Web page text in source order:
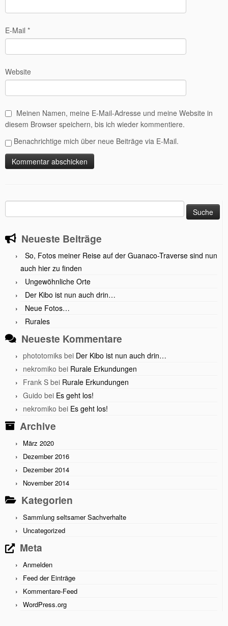
E-Mail *
Website
Meinen Namen, meine E-Mail-Adresse und meine Website in
diesem Browser speichern, bis ich wieder kommentiere.
Benachrichtige mich über neue Beiträge via E-Mail.
nach:
Neueste Beiträge
So, Fotos meiner Reise auf der Guanaco-Traverse sind nun
auch hier zu finden
Ungewöhnliche Orte
Der Kibo ist nun auch drin…
Neue Fotos…
Rurales
Neueste Kommentare
phototomiks bei Der Kibo ist nun auch drin…
nekromiko bei Rurale Erkundungen
Frank S bei Rurale Erkundungen
Guido bei Es geht los!
nekromiko bei Es geht los!
Archive
März 2020
Dezember 2016
Dezember 2014
November 2014
Kategorien
Sammlung seltsamer Sachverhalte
Uncategorized
Meta
Anmelden
Feed der Einträge
Kommentare-Feed
WordPress.org